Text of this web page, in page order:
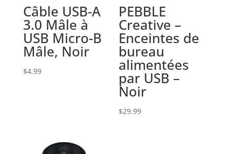
Câble USB-A
3.0 Mâle à
USB Micro-B
Mâle, Noir
$4.99
PEBBLE
Creative –
Enceintes de
bureau
alimentées
par USB –
Noir
$29.99